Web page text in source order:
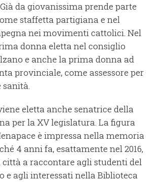
da giovanissima prende parte
staffetta partigiana e nel
nei movimenti cattolici. Nel
donna eletta nel consiglio
e anche la prima donna ad
provinciale, come assessore per
eletta anche senatrice della
per la XV legislatura. La figura
è impressa nella memoria
4 anni fa, esattamente nel 2016,
a raccontare agli studenti del
e agli interessati nella Biblioteca